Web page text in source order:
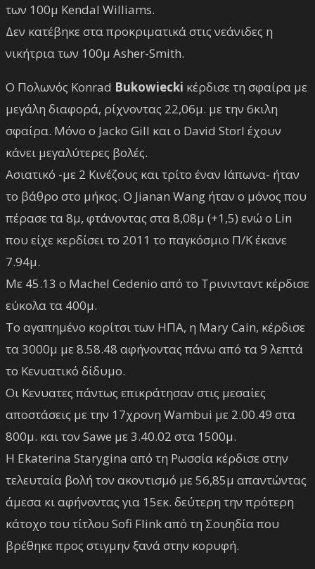
των 100μ Kendal Williams.
Δεν κατέβηκε στα προκριματικά στις νεάνιδες η
νικήτρια των 100μ Asher-Smith.
Ο Πολωνός Konrad Bukowiecki κέρδισε τη σφαίρα με
μεγάλη διαφορά, ρίχνοντας 22,06μ. με την 6κιλη
σφαίρα. Μόνο ο Jacko Gill και ο David Storl έχουν
κάνει μεγαλύτερες βολές.
Ασιατικό -με 2 Κινέζους και τρίτο έναν Ιάπωνα- ήταν
το βάθρο στο μήκος. Ο Jianan Wang ήταν ο μόνος που
πέρασε τα 8μ, φτάνοντας στα 8,08μ (+1,5) ενώ ο Lin
που είχε κερδίσει το 2011 το παγκόσμιο Π/Κ έκανε
7.94μ.
Με 45.13 ο Machel Cedenio από το Τρινινταντ κέρδισε
εύκολα τα 400μ.
Το αγαπημένο κορίτσι των ΗΠΑ, η Mary Cain, κέρδισε
τα 3000μ με 8.58.48 αφήνοντας πάνω από τα 9 λεπτά
το Κενυατικό δίδυμο.
Οι Κενυατες πάντως επικράτησαν στις μεσαίες
αποστάσεις με την 17χρονη Wambui με 2.00.49 στα
800μ. και τον Sawe με 3.40.02 στα 1500μ.
Η Ekaterina Starygina από τη Ρωσσία κέρδισε στην
τελευταία βολή τον ακοντισμό με 56,85μ απαντώντας
άμεσα κι αφήνοντας για 15εκ. δεύτερη την πρότερη
κάτοχο του τίτλου Sofi Flink από τη Σουηδία που
βρέθηκε προς στιγμην ξανά στην κορυφή.